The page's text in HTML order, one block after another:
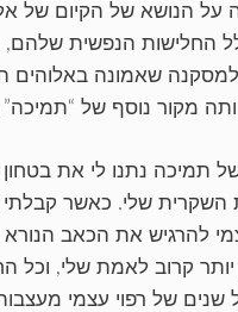
הנושא של הקיום של
החלישות הנפשית
שאמונה באלוהים
מקור נוסף של
תמיכה נתנו לי את
השקרית שלי. כאשר
להרגיש את הכאב
יותר קרוב לאמת שלי, וכל
של רפוי עצמי